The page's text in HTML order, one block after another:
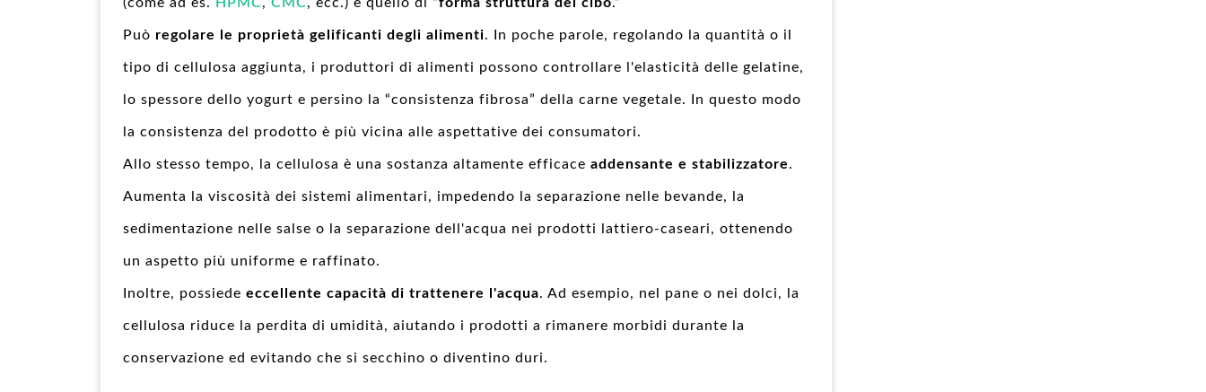
Può regolare le proprietà gelificanti degli alimenti. In poche parole, regolando la quantità o il
tipo di cellulosa aggiunta, i produttori di alimenti possono controllare l'elasticità delle gelatine,
lo spessore dello yogurt e persino la “consistenza fibrosa” della carne vegetale. In questo modo
la consistenza del prodotto è più vicina alle aspettative dei consumatori.
Allo stesso tempo, la cellulosa è una sostanza altamente efficace addensante e stabilizzatore.
Aumenta la viscosità dei sistemi alimentari, impedendo la separazione nelle bevande, la
sedimentazione nelle salse o la separazione dell'acqua nei prodotti lattiero-caseari, ottenendo
un aspetto più uniforme e raffinato.
Inoltre, possiede eccellente capacità di trattenere l'acqua. Ad esempio, nel pane o nei dolci, la
cellulosa riduce la perdita di umidità, aiutando i prodotti a rimanere morbidi durante la
conservazione ed evitando che si secchino o diventino duri.